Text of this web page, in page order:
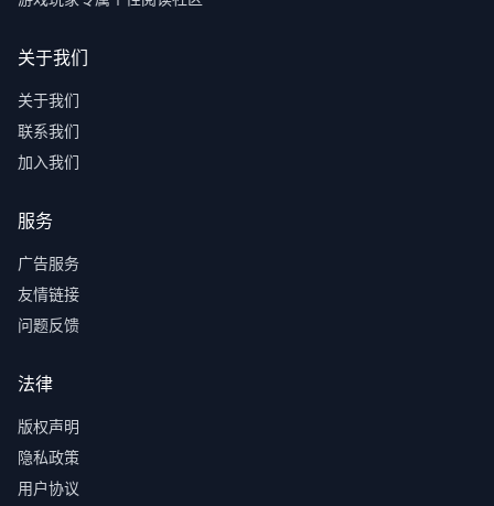
关于我们
关于我们
联系我们
加入我们
服务
广告服务
友情链接
问题反馈
法律
版权声明
隐私政策
用户协议